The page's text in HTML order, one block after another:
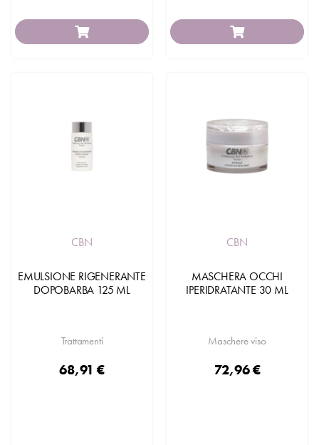
CBN
EMULSIONE RIGENERANTE
DOPOBARBA 125 ML
Trattamenti
68,91 €
CBN
MASCHERA OCCHI
IPERIDRATANTE 30 ML
Maschere viso
72,96 €